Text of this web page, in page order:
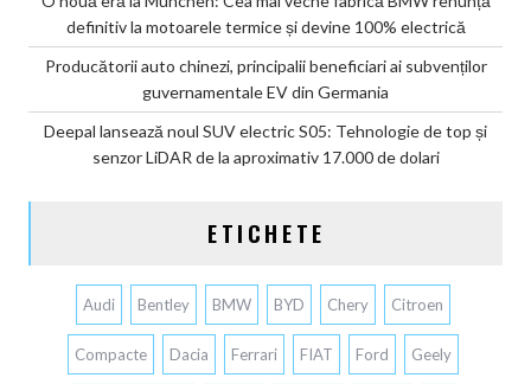
definitiv la motoarele termice și devine 100% electrică
Producătorii auto chinezi, principalii beneficiari ai subvenților
guvernamentale EV din Germania
Deepal lansează noul SUV electric S05: Tehnologie de top și
senzor LiDAR de la aproximativ 17.000 de dolari
ETICHETE
Audi Bentley BMW BYD Chery Citroen
Compacte Dacia Ferrari FIAT Ford Geely